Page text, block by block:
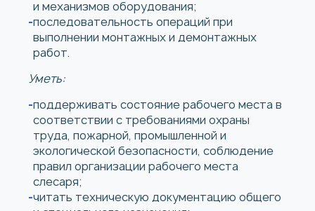
и механизмов оборудования;
последовательность операций при
выполнении монтажных и демонтажных
работ.
Уметь:
поддерживать состояние рабочего места в
соответствии с требованиями охраны
труда, пожарной, промышленной и
экологической безопасности, соблюдение
правил организации рабочего места
слесаря;
читать техническую документацию общего